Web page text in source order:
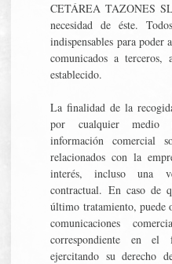
CETÁREA TAZONES
necesidad de éste.
indispensables para poder
comunicados a
establecido.
La finalidad de la
por cualquier medio
información comercial
relacionados con la
interés, incluso una
contractual. En caso de
último tratamiento, puede
comunicaciones
correspondiente en
ejercitando su derecho